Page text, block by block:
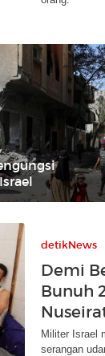
detikNews
Demi
Bunuh
Militer Israel
serangan